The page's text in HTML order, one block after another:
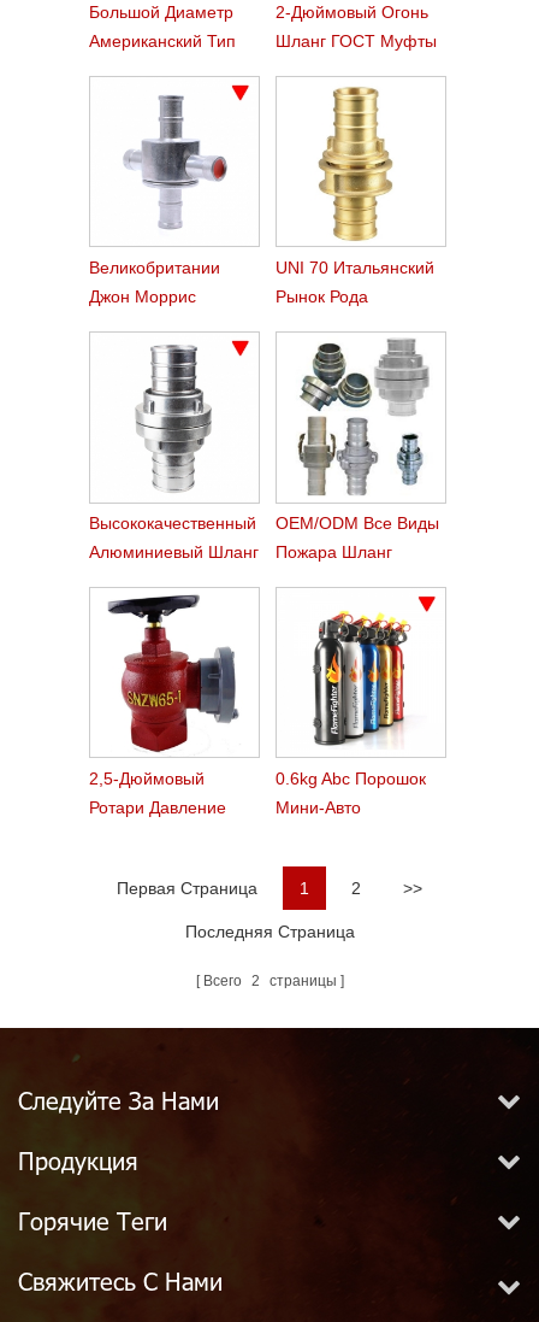
Большой Диаметр
Американский Тип
2-Дюймовый Огонь
Шланг ГОСТ Муфты
Женский Мужской
Великобритании
Джон Моррис
Сцепления
UNI 70 Итальянский
Рынок Рода
Сцепления
Высококачественный
Алюминиевый Шланг
Шланга
OEM/ODM Все Виды
Пожара Шланг
2,5-Дюймовый
Ротари Давление
0.6kg Abc Порошок
Мини-Авто
Первая Страница 1 2 >>
Последняя Страница
Всего 2 страницы
Следуйте За Нами
Продукция
Горячие Теги
Свяжитесь С Нами